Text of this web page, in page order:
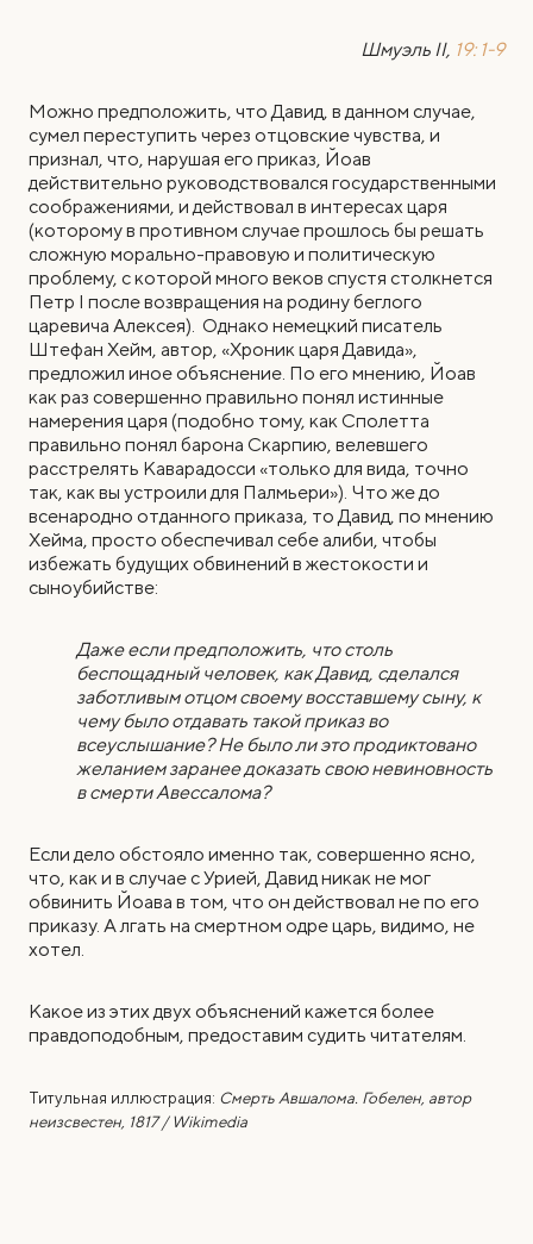
Шмуэль II, 19: 1-9
Можно предположить, что Давид, в данном случае,
сумел переступить через отцовские чувства, и
признал, что, нарушая его приказ, Йоав
действительно руководствовался государственными
соображениями, и действовал в интересах царя
(которому в противном случае прошлось бы решать
сложную морально-правовую и политическую
проблему, с которой много веков спустя столкнется
Петр I после возвращения на родину беглого
царевича Алексея). Однако немецкий писатель
Штефан Хейм, автор, «Хроник царя Давида»,
предложил иное объяснение. По его мнению, Йоав
как раз совершенно правильно понял истинные
намерения царя (подобно тому, как Сполетта
правильно понял барона Скарпию, велевшего
расстрелять Каварадосси «только для вида, точно
так, как вы устроили для Палмьери»). Что же до
всенародно отданного приказа, то Давид, по мнению
Хейма, просто обеспечивал себе алиби, чтобы
избежать будущих обвинений в жестокости и
сыноубийстве:
Даже если предположить, что столь
беспощадный человек, как Давид, сделался
заботливым отцом своему восставшему сыну, к
чему было отдавать такой приказ во
всеуслышание? Не было ли это продиктовано
желанием заранее доказать свою невиновность
в смерти Авессалома?
Если дело обстояло именно так, совершенно ясно,
что, как и в случае с Урией, Давид никак не мог
обвинить Йоава в том, что он действовал не по его
приказу. А лгать на смертном одре царь, видимо, не
хотел.
Какое из этих двух объяснений кажется более
правдоподобным, предоставим судить читателям.
Титульная иллюстрация: Смерть Авшалома. Гобелен, автор
неизсвестен, 1817 / Wikimedia